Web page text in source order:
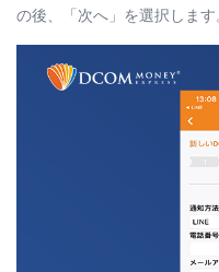
の後、「次へ」を選択します